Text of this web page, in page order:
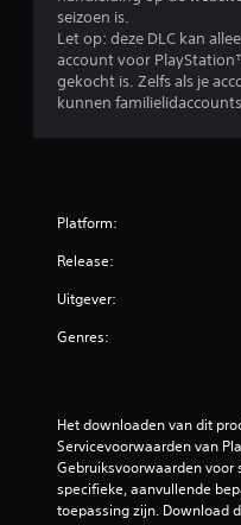
seizoen is.
Let op: deze DLC kan
account voor
gekocht is. Zelfs als je
kunnen
Platform:
Release:
Uitgever:
Genres:
Het downloaden van dit
Servicevoorwaarden van
Gebruiksvoorwaarden
specifieke, aanvullende
toepassing zijn. Download